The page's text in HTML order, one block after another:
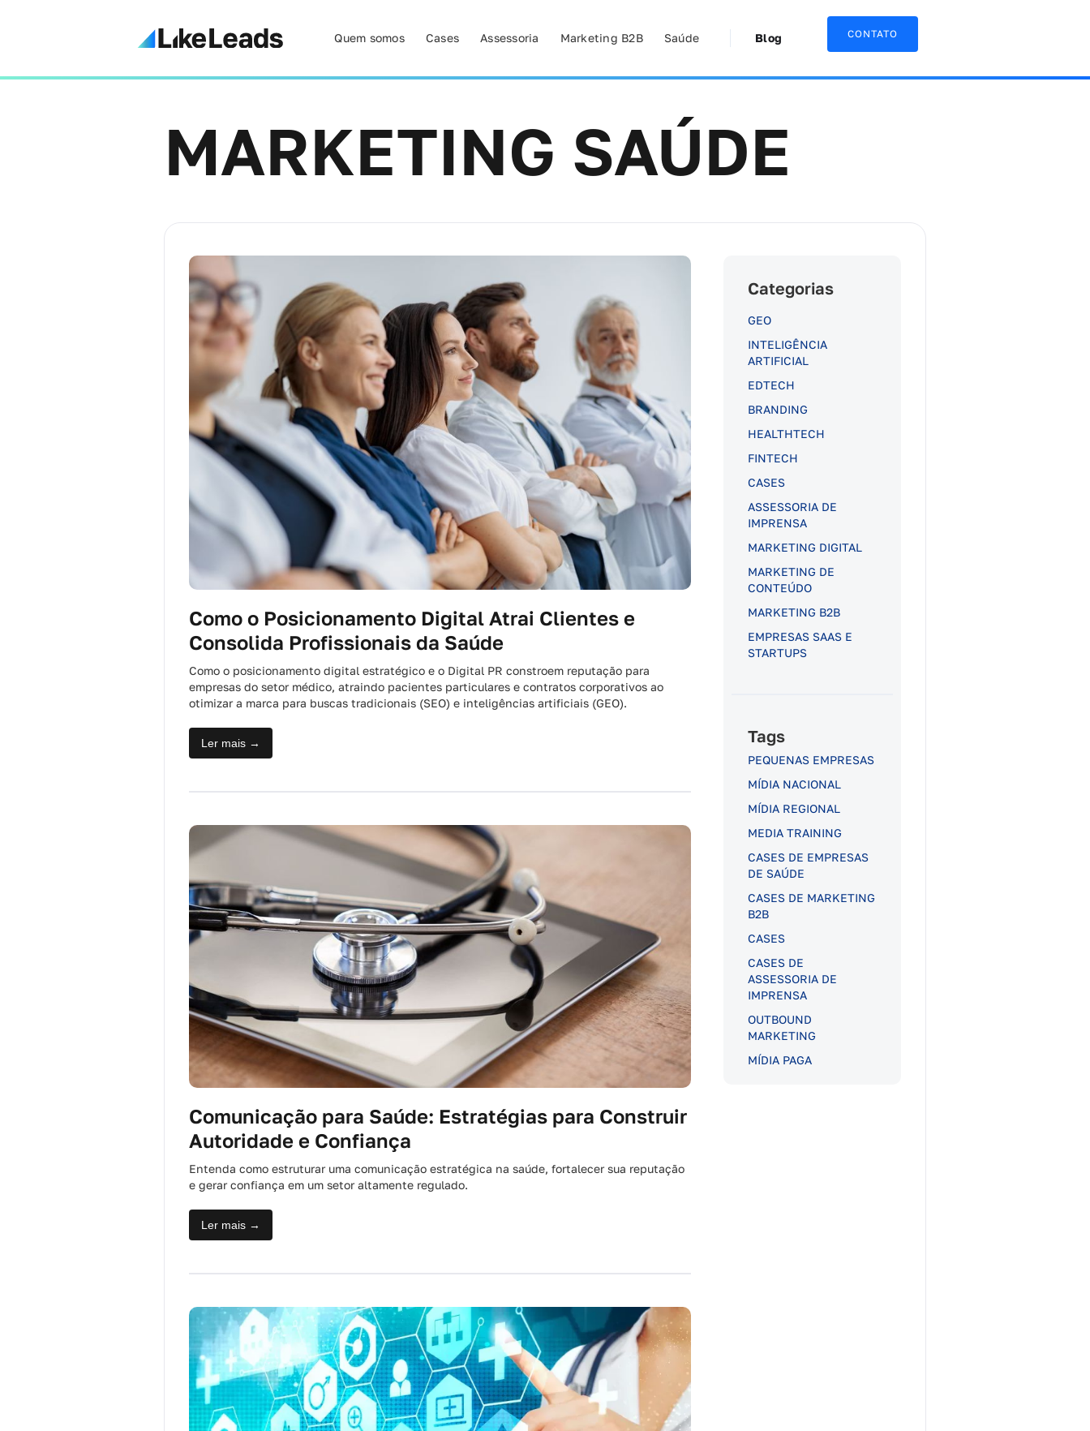
Quem somos Cases Assessoria Marketing B2B Saúde Blog CONTATO
MARKETING SAÚDE
Como o Posicionamento Digital Atrai Clientes e
Consolida Profissionais da Saúde
Como o posicionamento digital estratégico e o Digital PR constroem reputação para
empresas do setor médico, atraindo pacientes particulares e contratos corporativos ao
otimizar a marca para buscas tradicionais (SEO) e inteligências artificiais (GEO).
Ler mais →
Comunicação para Saúde: Estratégias para Construir
Autoridade e Confiança
Entenda como estruturar uma comunicação estratégica na saúde, fortalecer sua reputação
e gerar confiança em um setor altamente regulado.
Ler mais →
Categorias
GEO
INTELIGÊNCIA
ARTIFICIAL
EDTECH
BRANDING
HEALTHTECH
FINTECH
CASES
ASSESSORIA DE
IMPRENSA
MARKETING DIGITAL
MARKETING DE
CONTEÚDO
MARKETING B2B
EMPRESAS SAAS E
STARTUPS
Tags
PEQUENAS EMPRESAS
MÍDIA NACIONAL
MÍDIA REGIONAL
MEDIA TRAINING
CASES DE EMPRESAS
DE SAÚDE
CASES DE MARKETING
B2B
CASES
CASES DE
ASSESSORIA DE
IMPRENSA
OUTBOUND
MARKETING
MÍDIA PAGA